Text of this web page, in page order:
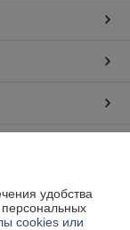
удобства
cookies или